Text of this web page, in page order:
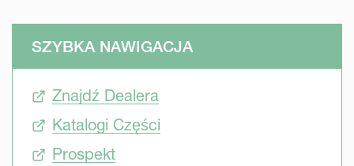
SZYBKA NAWIGACJA
Znajdź Dealera
Katalogi Części
Prospekt